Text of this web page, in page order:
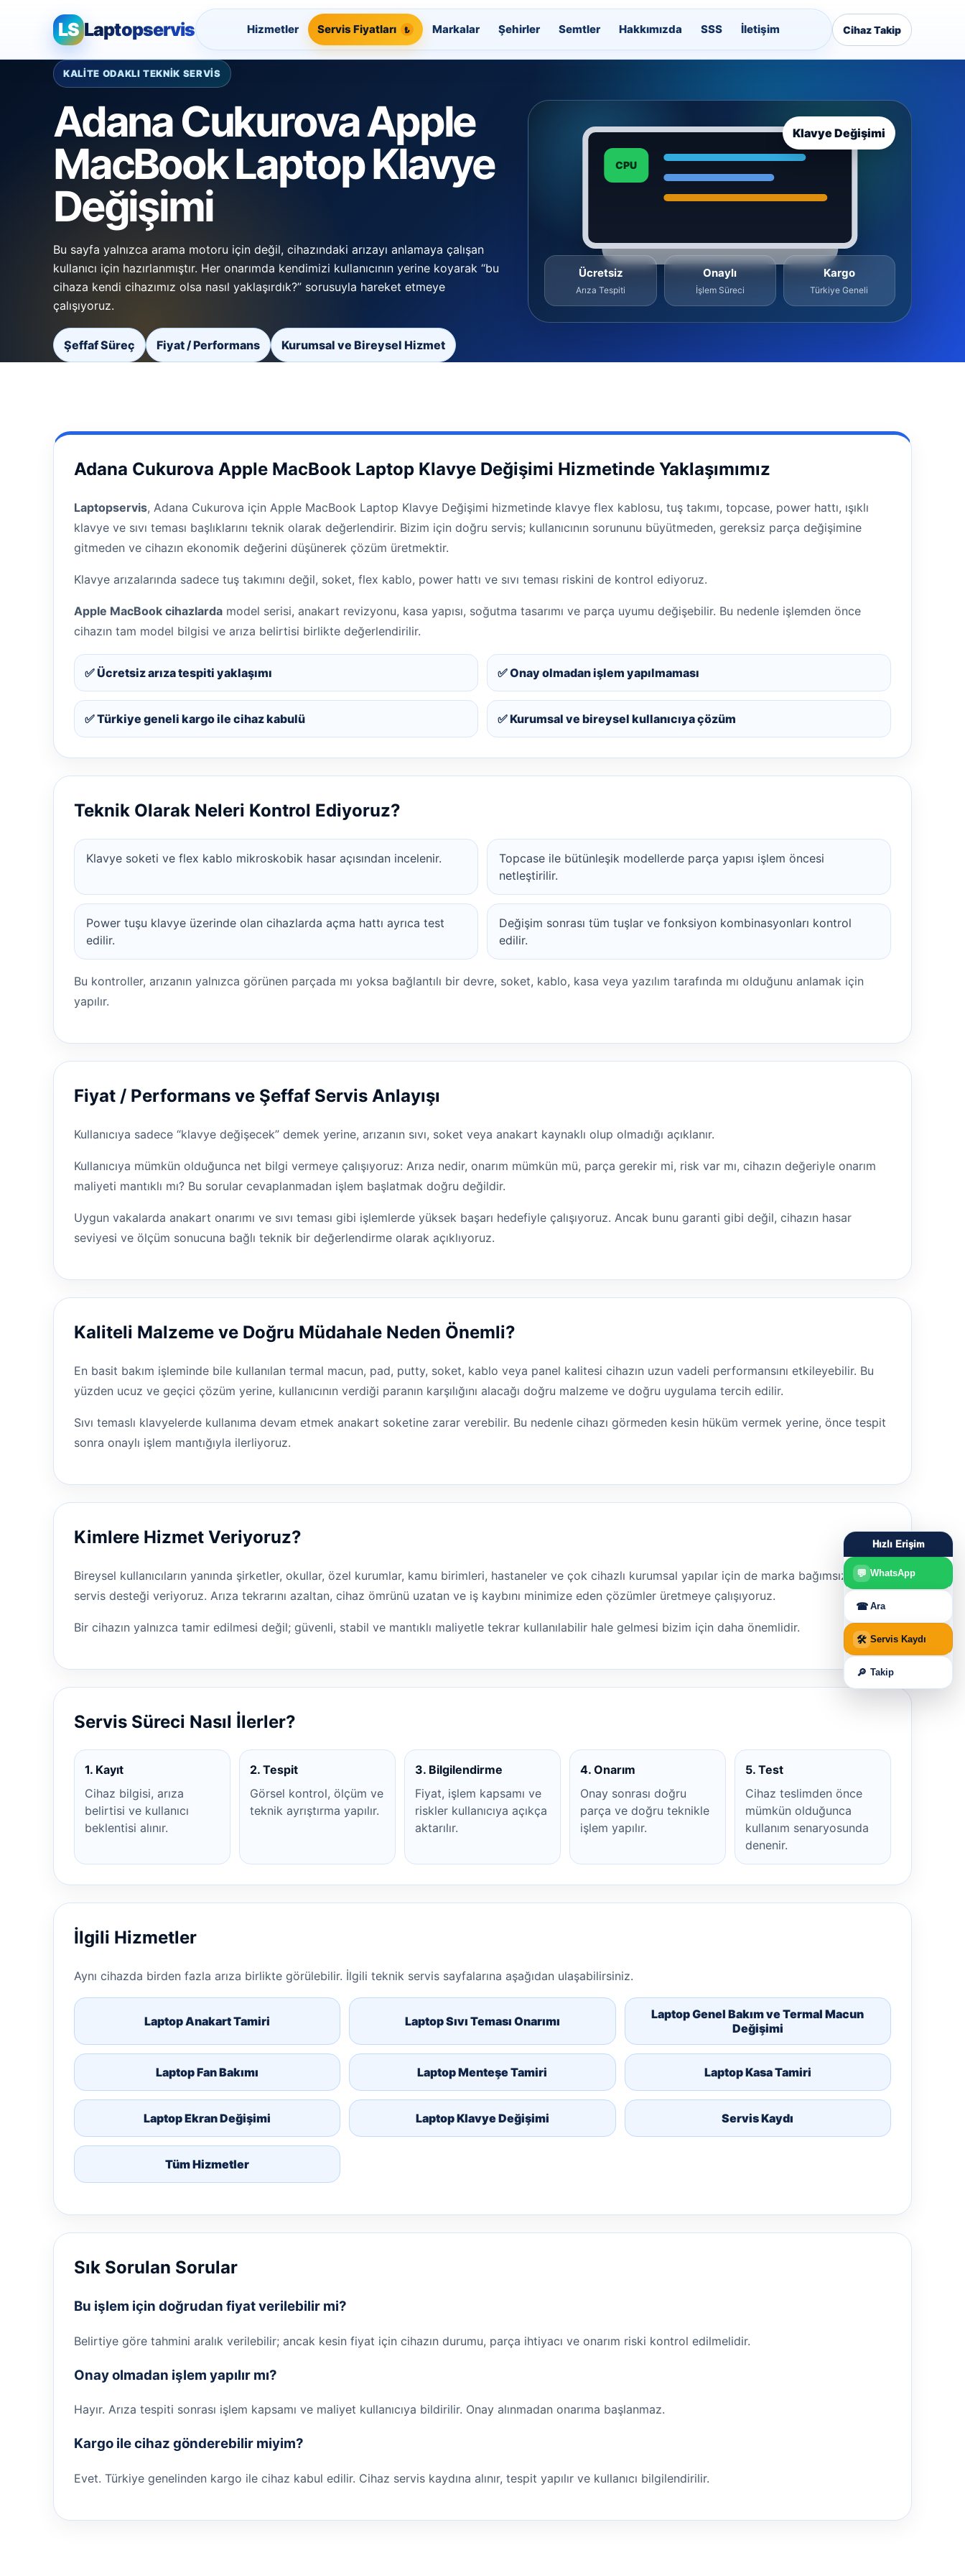
LS Laptopservis Hizmetler Servis Fiyatları Markalar Şehirler Semtler Hakkımızda SSS İletişim Cihaz Takip
KALİTE ODAKLI TEKNİK SERVİS
Adana Cukurova Apple
MacBook Laptop Klavye
Değişimi
Bu sayfa yalnızca arama motoru için değil, cihazındaki arızayı anlamaya çalışan
kullanıcı için hazırlanmıştır. Her onarımda kendimizi kullanıcının yerine koyarak “bu
cihaza kendi cihazımız olsa nasıl yaklaşırdık?” sorusuyla hareket etmeye
çalışıyoruz.
Şeffaf Süreç Fiyat / Performans Kurumsal ve Bireysel Hizmet
CPU
Klavye Değişimi
Ücretsiz
Arıza Tespiti
Onaylı
İşlem Süreci
Kargo
Türkiye Geneli
Adana Cukurova Apple MacBook Laptop Klavye Değişimi Hizmetinde Yaklaşımımız
Laptopservis, Adana Cukurova için Apple MacBook Laptop Klavye Değişimi hizmetinde klavye flex kablosu, tuş takımı, topcase, power hattı, ışıklı
klavye ve sıvı teması başlıklarını teknik olarak değerlendirir. Bizim için doğru servis; kullanıcının sorununu büyütmeden, gereksiz parça değişimine
gitmeden ve cihazın ekonomik değerini düşünerek çözüm üretmektir.
Klavye arızalarında sadece tuş takımını değil, soket, flex kablo, power hattı ve sıvı teması riskini de kontrol ediyoruz.
Apple MacBook cihazlarda model serisi, anakart revizyonu, kasa yapısı, soğutma tasarımı ve parça uyumu değişebilir. Bu nedenle işlemden önce
cihazın tam model bilgisi ve arıza belirtisi birlikte değerlendirilir.
✅ Ücretsiz arıza tespiti yaklaşımı ✅ Onay olmadan işlem yapılmaması
✅ Türkiye geneli kargo ile cihaz kabulü ✅ Kurumsal ve bireysel kullanıcıya çözüm
Teknik Olarak Neleri Kontrol Ediyoruz?
Klavye soketi ve flex kablo mikroskobik hasar açısından incelenir.
Topcase ile bütünleşik modellerde parça yapısı işlem öncesi
netleştirilir.
Power tuşu klavye üzerinde olan cihazlarda açma hattı ayrıca test
edilir.
Değişim sonrası tüm tuşlar ve fonksiyon kombinasyonları kontrol
edilir.
Bu kontroller, arızanın yalnızca görünen parçada mı yoksa bağlantılı bir devre, soket, kablo, kasa veya yazılım tarafında mı olduğunu anlamak için
yapılır.
Fiyat / Performans ve Şeffaf Servis Anlayışı
Kullanıcıya sadece “klavye değişecek” demek yerine, arızanın sıvı, soket veya anakart kaynaklı olup olmadığı açıklanır.
Kullanıcıya mümkün olduğunca net bilgi vermeye çalışıyoruz: Arıza nedir, onarım mümkün mü, parça gerekir mi, risk var mı, cihazın değeriyle onarım
maliyeti mantıklı mı? Bu sorular cevaplanmadan işlem başlatmak doğru değildir.
Uygun vakalarda anakart onarımı ve sıvı teması gibi işlemlerde yüksek başarı hedefiyle çalışıyoruz. Ancak bunu garanti gibi değil, cihazın hasar
seviyesi ve ölçüm sonucuna bağlı teknik bir değerlendirme olarak açıklıyoruz.
Kaliteli Malzeme ve Doğru Müdahale Neden Önemli?
En basit bakım işleminde bile kullanılan termal macun, pad, putty, soket, kablo veya panel kalitesi cihazın uzun vadeli performansını etkileyebilir. Bu
yüzden ucuz ve geçici çözüm yerine, kullanıcının verdiği paranın karşılığını alacağı doğru malzeme ve doğru uygulama tercih edilir.
Sıvı temaslı klavyelerde kullanıma devam etmek anakart soketine zarar verebilir. Bu nedenle cihazı görmeden kesin hüküm vermek yerine, önce tespit
sonra onaylı işlem mantığıyla ilerliyoruz.
Kimlere Hizmet Veriyoruz?
Bireysel kullanıcıların yanında şirketler, okullar, özel kurumlar, kamu birimleri, hastaneler ve çok cihazlı kurumsal yapılar için de marka bağımsız teknik
servis desteği veriyoruz. Arıza tekrarını azaltan, cihaz ömrünü uzatan ve iş kaybını minimize eden çözümler üretmeye çalışıyoruz.
Bir cihazın yalnızca tamir edilmesi değil; güvenli, stabil ve mantıklı maliyetle tekrar kullanılabilir hale gelmesi bizim için daha önemlidir.
Servis Süreci Nasıl İlerler?
1. Kayıt
Cihaz bilgisi, arıza
belirtisi ve kullanıcı
beklentisi alınır.
2. Tespit
Görsel kontrol, ölçüm ve
teknik ayrıştırma yapılır.
3. Bilgilendirme
Fiyat, işlem kapsamı ve
riskler kullanıcıya açıkça
aktarılır.
4. Onarım
Onay sonrası doğru
parça ve doğru teknikle
işlem yapılır.
5. Test
Cihaz teslimden önce
mümkün olduğunca
kullanım senaryosunda
denenir.
İlgili Hizmetler
Aynı cihazda birden fazla arıza birlikte görülebilir. İlgili teknik servis sayfalarına aşağıdan ulaşabilirsiniz.
Laptop Anakart Tamiri Laptop Sıvı Teması Onarımı
Laptop Genel Bakım ve Termal Macun
Değişimi
Laptop Fan Bakımı Laptop Menteşe Tamiri Laptop Kasa Tamiri
Laptop Ekran Değişimi Laptop Klavye Değişimi Servis Kaydı
Tüm Hizmetler
Sık Sorulan Sorular
Bu işlem için doğrudan fiyat verilebilir mi?
Belirtiye göre tahmini aralık verilebilir; ancak kesin fiyat için cihazın durumu, parça ihtiyacı ve onarım riski kontrol edilmelidir.
Onay olmadan işlem yapılır mı?
Hayır. Arıza tespiti sonrası işlem kapsamı ve maliyet kullanıcıya bildirilir. Onay alınmadan onarıma başlanmaz.
Kargo ile cihaz gönderebilir miyim?
Evet. Türkiye genelinden kargo ile cihaz kabul edilir. Cihaz servis kaydına alınır, tespit yapılır ve kullanıcı bilgilendirilir.
Hızlı Erişim
💬 WhatsApp
☎ Ara
🛠 Servis Kaydı
🔎 Takip